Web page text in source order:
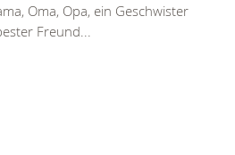
Oma, Opa, ein Geschwister
Freund...